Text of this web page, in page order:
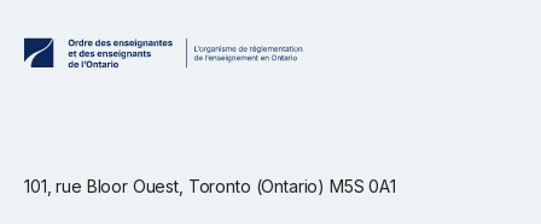
101, rue Bloor Ouest, Toronto (Ontario) M5S 0A1